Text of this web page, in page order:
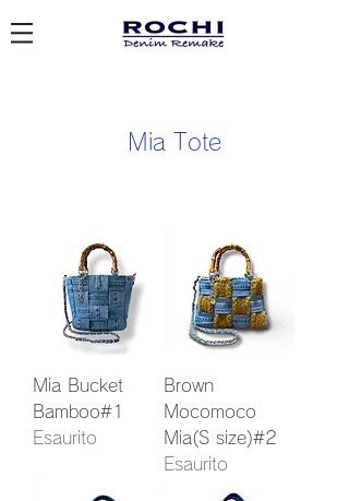
Mia Tote
Mia Bucket
Bamboo#1
Esaurito
Brown
Mocomoco
Mia(S size)#2
Esaurito